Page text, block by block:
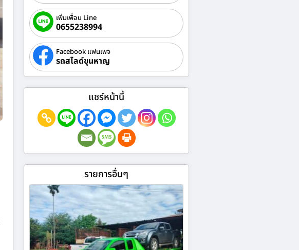
เพิ่มเพื่อน Line
0655238994
Facebook แฟนเพจ
รถสไลด์ขุนหาญ
แชร์หน้านี้
รายการอื่นๆ